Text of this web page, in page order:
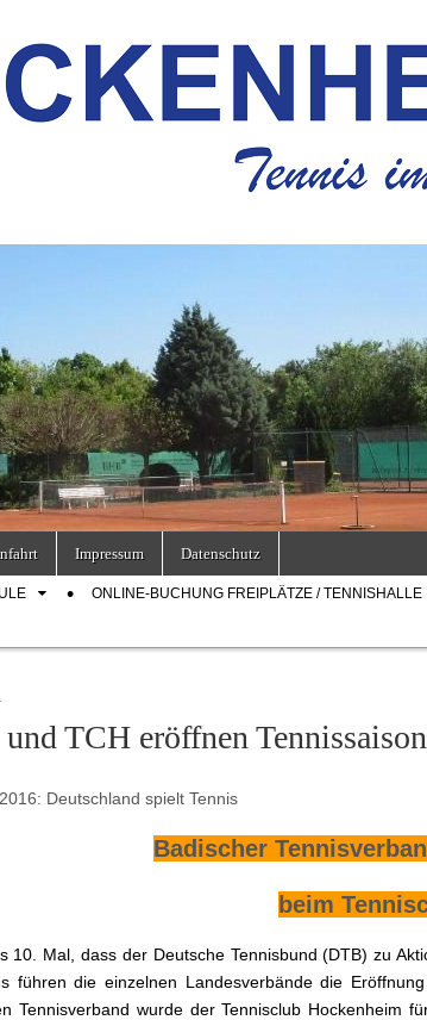
Impressum Datenschutz
ONLINE-BUCHUNG FREIPLÄTZE / TENNISHALLE
TCH eröffnen
Deutschland spielt Tennis
Badischer
beim
10. Mal, dass der Deutsche Tennisbund (DTB) zu
führen die einzelnen Landesverbände die
Tennisverband wurde der Tennisclub Hockenheim